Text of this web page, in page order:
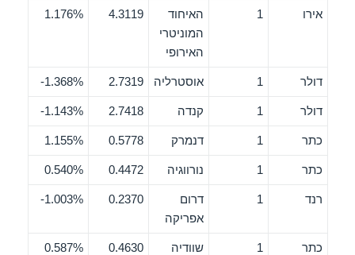
אירו 1
האיחוד
המוניטרי
האירופי
4.3119
1.176%
דולר 1 אוסטרליה 2.7319
1.368%-
דולר 1 קנדה 2.7418
1.143%-
כתר 1 דנמרק 0.5778
1.155%
כתר 1 נורווגיה 0.4472
0.540%
רנד 1
דרום
אפריקה
0.2370
1.003%-
כתר 1 שוודיה 0.4630
0.587%